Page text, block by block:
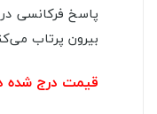
بیرون پرتاب
قیمت درج شده